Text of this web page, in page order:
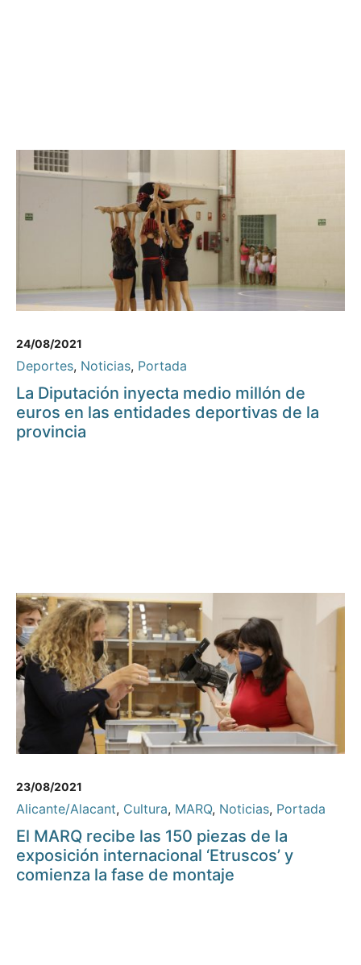
24/08/2021
Deportes, Noticias, Portada
La Diputación inyecta medio millón de
euros en las entidades deportivas de la
provincia
23/08/2021
Alicante/Alacant, Cultura, MARQ, Noticias, Portada
El MARQ recibe las 150 piezas de la
exposición internacional ‘Etruscos’ y
comienza la fase de montaje